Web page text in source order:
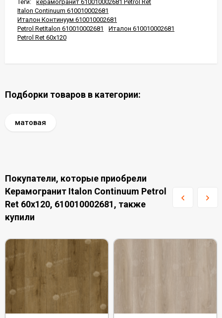
Теги:
керамогранит 610010002681 Petrol Ret
Italon Continuum 610010002681
Италон Континуум 610010002681
Petrol RetItalon 610010002681
Италон 610010002681
Petrol Ret 60x120
Подборки товаров в категории:
матовая
Покупатели, которые приобрели
Керамогранит Italon Continuum Petrol
Ret 60x120, 610010002681, также
купили